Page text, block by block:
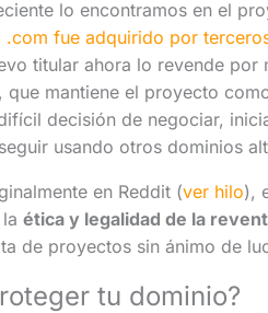
lo encontramos en el
.com fue adquirido por
titular ahora lo revende por
que mantiene el proyecto
decisión de negociar,
usando otros dominios
en Reddit (ver hilo),
ética y legalidad de la
de proyectos sin ánimo de
tu dominio?